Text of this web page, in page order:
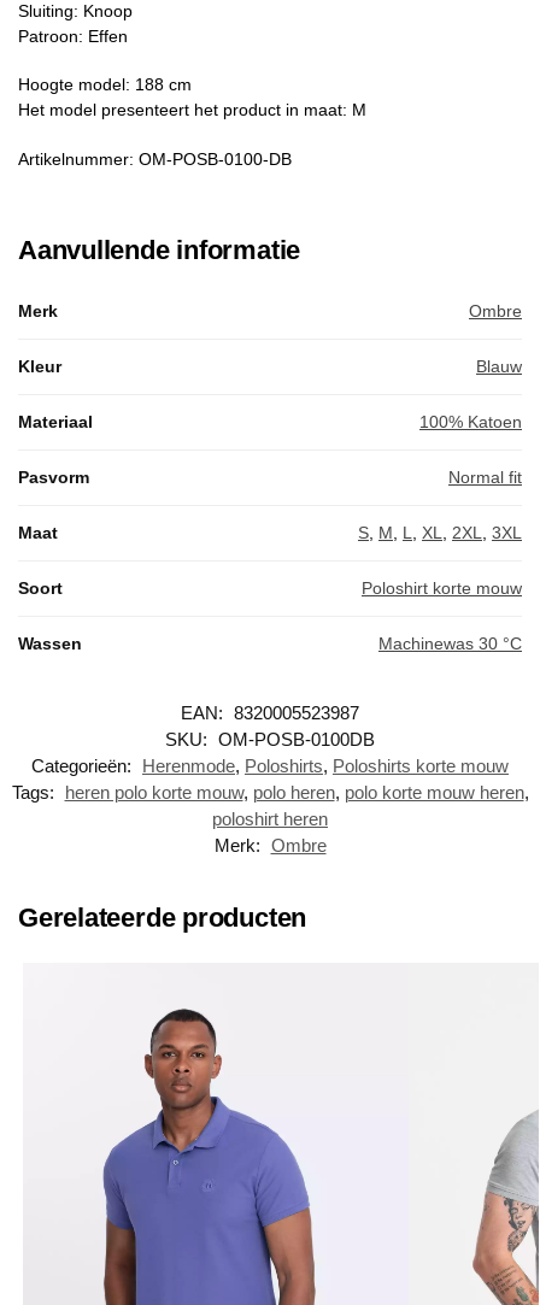
Sluiting: Knoop
Patroon: Effen
Hoogte model: 188 cm
Het model presenteert het product in maat: M
Artikelnummer: OM-POSB-0100-DB
Aanvullende informatie
Merk Ombre
Kleur Blauw
Materiaal 100% Katoen
Pasvorm Normal fit
Maat S M L XL 2XL 3XL
Soort Poloshirt korte mouw
Wassen Machinewas 30 °C
EAN: 8320005523987
SKU: OM-POSB-0100DB
Categorieën:
Herenmode, Poloshirts, Poloshirts korte mouw
Tags:
heren polo korte mouw, polo heren, polo korte mouw heren,
poloshirt heren
Merk: Ombre
Gerelateerde producten